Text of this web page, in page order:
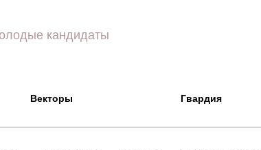
Векторы Гвардия